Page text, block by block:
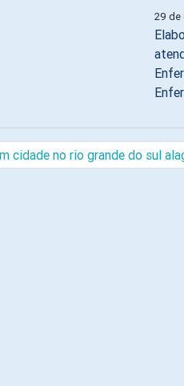
29 de